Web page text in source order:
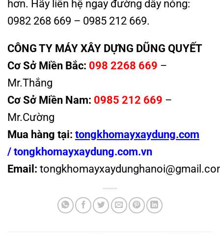
hơn. Hãy liên hệ ngay đường dây nóng:
0982 268 669 – 0985 212 669.
CÔNG TY MÁY XÂY DỰNG DŨNG QUYẾT
Cơ Sở Miền Bắc: 098 2268 669 –
Mr.Thắng
Cơ Sở Miền Nam: 0985 212 669 –
Mr.Cường
Mua hàng tại: tongkhomayxaydung.com
/tongkhomayxaydung.com.vn
Email: